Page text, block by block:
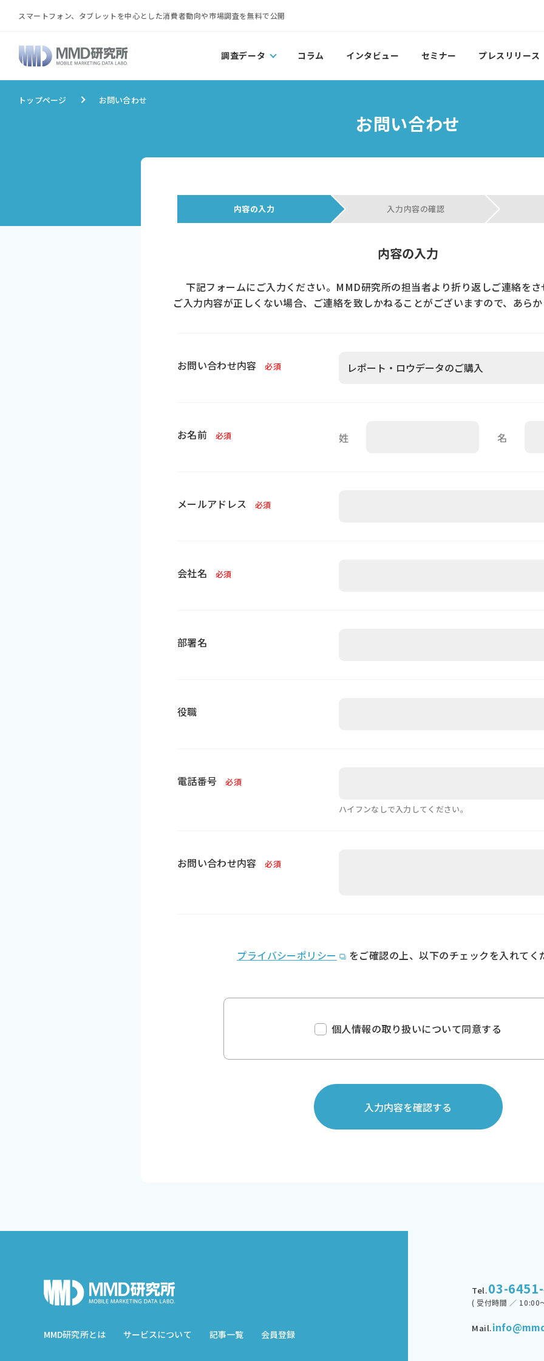
スマートフォン、タブレットを中心とした消費者動向や市場調査を無料で公開
調査データ コラム インタビュー セミナー プレスリリース
トップページ お問い合わせ
お問い合わせ
内容の入力 入力内容の確認
内容の入力
下記フォームにご入力ください。MMD研究所の担当者より折り返しご連絡を
ご入力内容が正しくない場合、ご連絡を致しかねることがございますので、あら
お問い合わせ内容 必須
お名前 必須 姓 名
メールアドレス 必須
会社名 必須
部署名
役職
電話番号 必須
ハイフンなしで入力してください。
お問い合わせ内容 必須
プライバシーポリシー をご確認の上、以下のチェックを入れてく
個人情報の取り扱いについて同意する
入力内容を確認する
MMD研究所とは サービスについて 記事一覧 会員登録
Tel.03-
( 受付時間 ／ 10:00
Mail.